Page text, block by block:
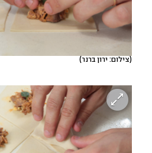
(צילום: ירון ברנר)